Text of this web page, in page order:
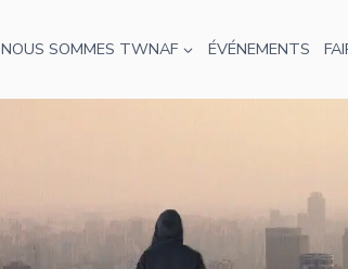
NOUS SOMMES TWNAF ÉVÉNEMENTS